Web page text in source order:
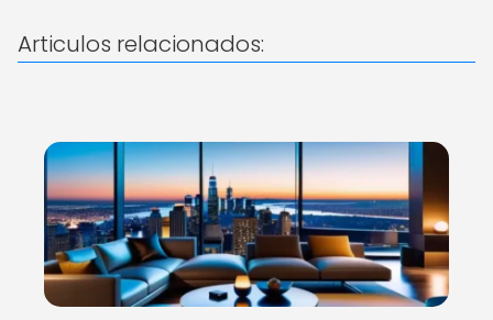
Articulos relacionados: